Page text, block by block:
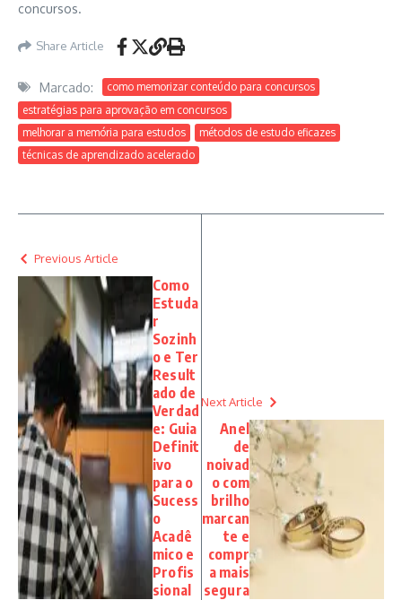
concursos.
Share Article
Marcado:
como memorizar conteúdo para concursos
estratégias para aprovação em concursos
melhorar a memória para estudos
métodos de estudo eficazes
técnicas de aprendizado acelerado
Previous Article
Como
Estuda
r
Sozinh
o e Ter
Result
ado de
Verdad
e: Guia
Definit
ivo
para o
Sucess
o
Acadê
mico e
Profis
sional
Next Article
Anel
de
noivad
o com
brilho
marcan
te e
compr
a mais
segura